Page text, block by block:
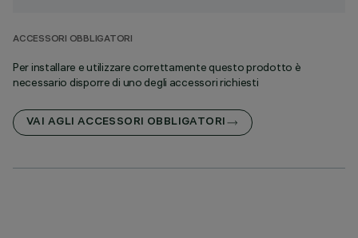
ACCESSORI OBBLIGATORI
Per installare e utilizzare correttamente questo prodotto è
necessario disporre di uno degli accessori richiesti
VAI AGLI ACCESSORI OBBLIGATORI